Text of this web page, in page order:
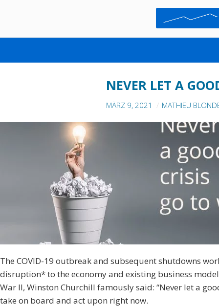
NEVER LET A
MÄRZ 9, 2021 MATHIEU
The COVID-19 outbreak and subsequent shutdowns
disruption* to the economy and existing business
War II, Winston Churchill famously said: “Never let a
take on board and act upon right now.